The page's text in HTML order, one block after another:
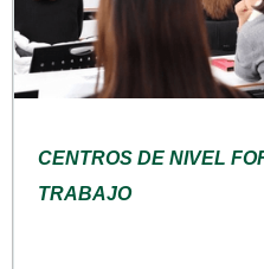
CENTROS DE NIVEL
TRABAJO